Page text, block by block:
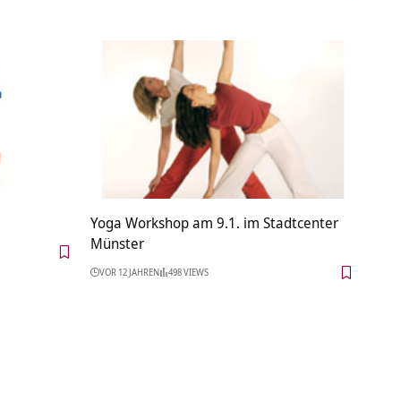
Yoga Workshop am 9.1. im Stadtcenter
Münster
VOR 12 JAHREN 498 VIEWS